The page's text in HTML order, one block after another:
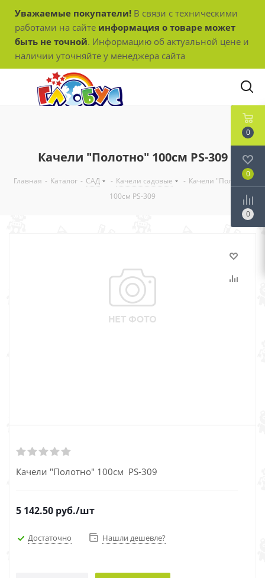
Уважаемые покупатели! В связи с техническими
работами на сайте информация о товаре может
быть не точной. Информацию об актуальной цене и
наличии уточняйте у менеджера сайта
Качели "Полотно" 100см PS-309
Главная - Каталог - САД - Качели садовые - Качели "Полотно"
100см PS-309
Качели "Полотно" 100см PS-309
5 142.50 руб./шт
Достаточно Нашли дешевле?
0
0
0